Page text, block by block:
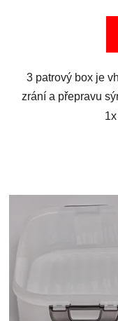
3 patrový box je
zrání a přepravu